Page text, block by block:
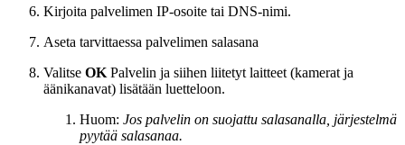
Kirjoita palvelimen IP-osoite tai DNS-nimi.
Aseta tarvittaessa palvelimen salasana
Valitse OK Palvelin ja siihen liitetyt laitteet (kamerat ja
äänikanavat) lisätään luetteloon.
Huom: Jos palvelin on suojattu salasanalla, järjestelmä
pyytää salasanaa.